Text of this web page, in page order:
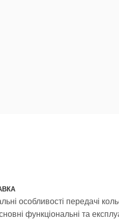
особливості передачі
функціональні та